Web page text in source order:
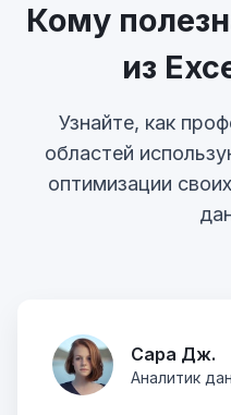
Кому
из
Узнайте, как
областей
оптимизации
Сара Дж.
Аналитик